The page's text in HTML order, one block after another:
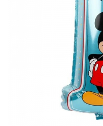
Unicorni si Curcubee
Baloane personalizate